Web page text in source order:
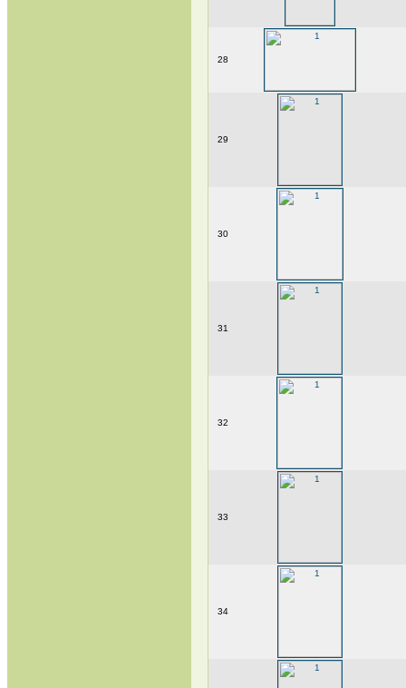
28
29
30
31
32
33
34